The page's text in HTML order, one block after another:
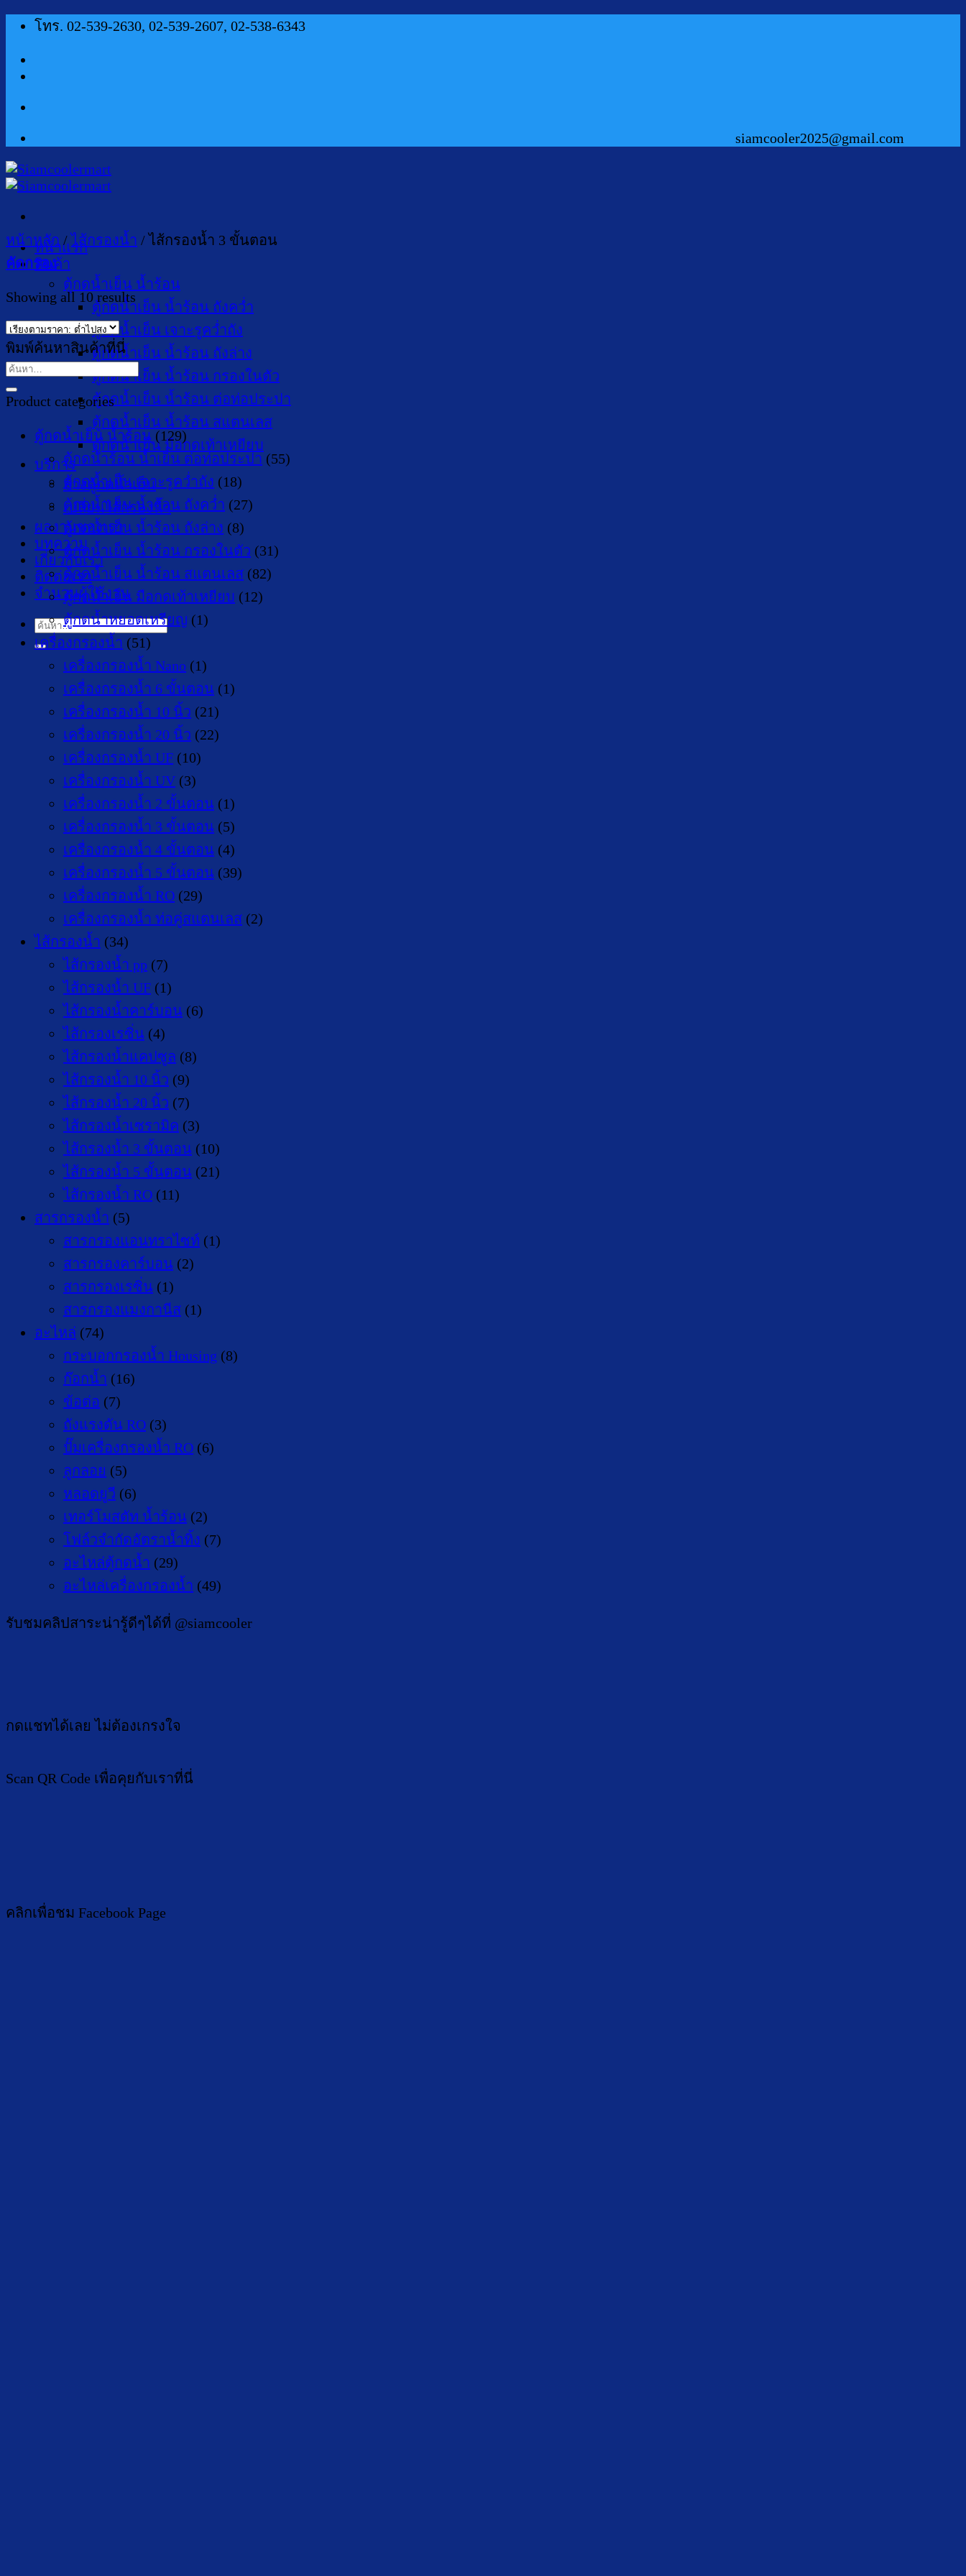
ข้าม โทร. 02-539-2630, 02-539-2607, 02-538-6343
siamcooler2025@gmail.com
หน้าแรก
สินค้า
ตู้กดน้ำเย็น น้ำร้อน
ตู้กดน้ำเย็น น้ำร้อน ถังคว่ำ
ตู้กดน้ำเย็น เจาะรูคว่ำถัง
ตู้กดน้ำเย็น น้ำร้อน ถังล่าง
ตู้กดน้ำเย็น น้ำร้อน กรองในตัว
ตู้กดน้ำเย็น น้ำร้อน ต่อท่อประปา
ตู้กดน้ำเย็น น้ำร้อน สแตนเลส
ตู้กดน้ำเย็น มือกดเท้าเหยียบ
บริการ
ล้างตู้กดน้ำเย็น
เปลี่ยนไส้กรองน้ำ
ผลงานของเรา
บทความ
เกี่ยวกับเรา
ติดต่อเรา
จำนวนผู้ใช้งาน
ค้นหา:
หน้าหลัก / ไส้กรองน้ำ /ไส้กรองน้ำ 3 ขั้นตอน
คัดกรอง
Showing all 10 resultsSorted
by
price:
low
to
high
พิมพ์ค้นหาสินค้าที่นี่
ค้นหา:
Product categories
ตู้กดน้ำเย็น น้ำร้อน (129)
ตู้กดน้ำร้อน น้ำเย็น ต่อท่อประปา (55)
ตู้กดน้ำเย็น เจาะรูคว่ำถัง (18)
ตู้กดน้ำเย็น น้ำร้อน ถังคว่ำ (27)
ตู้กดน้ำเย็น น้ำร้อน ถังล่าง (8)
ตู้กดน้ำเย็น น้ำร้อน กรองในตัว (31)
ตู้กดน้ำเย็น น้ำร้อน สแตนเลส (82)
ตู้กดน้ำเย็น มือกดเท้าเหยียบ (12)
ตู้กดน้ำหยอดเหรียญ (1)
เครื่องกรองน้ำ (51)
เครื่องกรองน้ำ Nano (1)
เครื่องกรองน้ำ 6 ขั้นตอน (1)
เครื่องกรองน้ำ 10 นิ้ว (21)
เครื่องกรองน้ำ 20 นิ้ว (22)
เครื่องกรองน้ำ UF (10)
เครื่องกรองน้ำ UV (3)
เครื่องกรองน้ำ 2 ขั้นตอน (1)
เครื่องกรองน้ำ 3 ขั้นตอน (5)
เครื่องกรองน้ำ 4 ขั้นตอน (4)
เครื่องกรองน้ำ 5 ขั้นตอน (39)
เครื่องกรองน้ำ RO (29)
เครื่องกรองน้ำ ท่อคู่สแตนเลส (2)
ไส้กรองน้ำ (34)
ไส้กรองน้ำ pp (7)
ไส้กรองน้ำ UF (1)
ไส้กรองน้ำคาร์บอน (6)
ไส้กรองเรซิ่น (4)
ไส้กรองน้ำแคปซูล (8)
ไส้กรองน้ำ 10 นิ้ว (9)
ไส้กรองน้ำ 20 นิ้ว (7)
ไส้กรองน้ำเซรามิค (3)
ไส้กรองน้ำ 3 ขั้นตอน (10)
ไส้กรองน้ำ 5 ขั้นตอน (21)
ไส้กรองน้ำ RO (11)
สารกรองน้ำ (5)
สารกรองแอนทราไซท์ (1)
สารกรองคาร์บอน (2)
สารกรองเรซิ่น (1)
สารกรองแมงกานีส (1)
อะไหล่ (74)
กระบอกกรองน้ำ Housing (8)
ก๊อกน้ำ (16)
ข้อต่อ (7)
ถังแรงดัน RO (3)
ปั๊มเครื่องกรองน้ำ RO (6)
ลูกลอย (5)
หลอดยูวี (6)
เทอร์โมสตัท น้ำร้อน (2)
โฟล์วจำกัดอัตราน้ำทิ้ง (7)
อะไหล่ตู้กดน้ำ (29)
อะไหล่เครื่องกรองน้ำ (49)
รับชมคลิปสาระน่ารู้ดีๆได้ที่ @siamcooler
กดแชทได้เลย ไม่ต้องเกรงใจ
Scan QR Code เพื่อคุยกับเราที่นี่
คลิกเพื่อชม Facebook Page